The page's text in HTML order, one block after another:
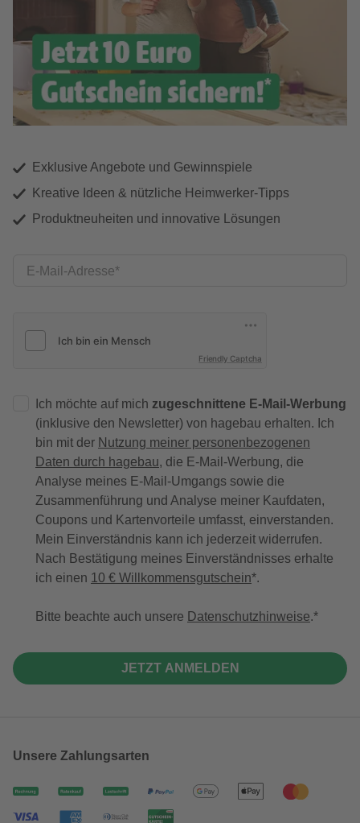
Exklusive Angebote und Gewinnspiele
Kreative Ideen & nützliche Heimwerker-Tipps
Produktneuheiten und innovative Lösungen
E-Mail-Adresse
Friendly Captcha
Ich möchte auf mich zugeschnittene E-Mail-Werbung
(inklusive den Newsletter) von hagebau erhalten. Ich
bin mit der Nutzung meiner personenbezogenen
Daten durch hagebau, die E-Mail-Werbung, die
Analyse meines E-Mail-Umgangs sowie die
Zusammenführung und Analyse meiner Kaufdaten,
Coupons und Kartenvorteile umfasst, einverstanden.
Mein Einverständnis kann ich jederzeit widerrufen.
Nach Bestätigung meines Einverständnisses erhalte
ich einen 10 € Willkommensgutschein*.
Bitte beachte auch unsere Datenschutzhinweise.
JETZT ANMELDEN
Unsere Zahlungsarten